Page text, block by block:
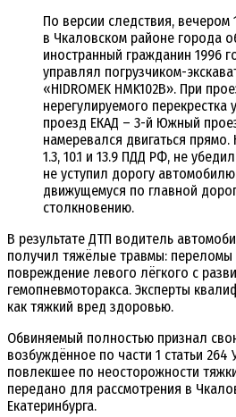
По версии следствия, вечером
в Чкаловском районе города
иностранный гражданин 1996
управлял погрузчиком-
«HIDROMEK HMK102B». При
нерегулируемого
проезд ЕКАД – 3-й Южный
намеревался двигаться
1.3, 10.1 и 13.9 ПДД РФ, не
не уступил дорогу автомобилю
движущемуся по главной
столкновению.
В результате ДТП водитель
получил тяжёлые травмы: переломы
повреждение левого лёгкого с
гемопневмоторакса. Эксперты
как тяжкий вред здоровью.
Обвиняемый полностью признал
возбуждённое по части 1 статьи
повлекшее по неосторожности
передано для рассмотрения в
Екатеринбурга.